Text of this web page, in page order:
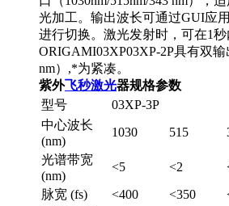
光加工。输出波长可通过GUI应
进行切换。激光发射时，可在1秒
ORIGAMI03XP03XP-2P具有双输
nm）,*为紧凑。
紫外飞秒激光器规格参数
型号
03XP-3P
中心波长
(nm)
1030 515
光谱带宽
(nm)
<5 <2
脉宽 (fs)
<400 <350